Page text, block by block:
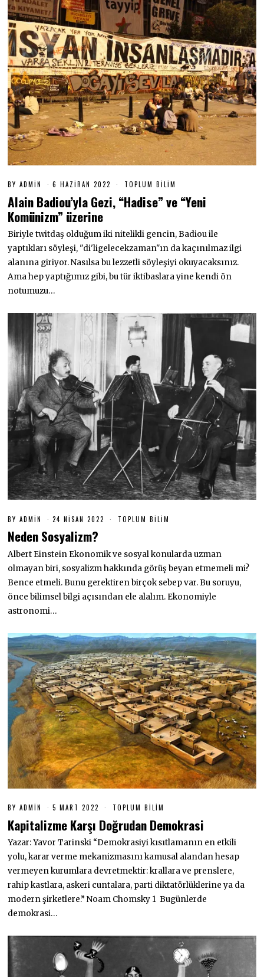
2
BYADMIN 6 HAZIRAN 2022
H
A
I
R
A
2
0
2
TOPLUM BILIM
Alain Badiou’yla Gezi, “Hadise” ve “Yeni
Komünizm” üzerine
Biriyle twitdaş olduğum iki nitelikli gencin, Badiou ile
yaptıkları söyleşi, "di'ligelecekzaman"ın da kaçınılmaz ilgi
alanına giriyor. Nasılsa bu lezzetli söyleşiyi okuyacaksınız.
Ama hep yaptığımız gibi, bu tür iktibaslara yine kendi ön
notumuzu…
BYADMIN 24 NISAN 2022
S
I
M
2
2
TOPLUM BILIM
Neden Sosyalizm?
Albert Einstein Ekonomik ve sosyal konularda uzman
olmayan biri, sosyalizm hakkında görüş beyan etmemeli mi?
Bence etmeli. Bunu gerektiren birçok sebep var. Bu soruyu,
önce bilimsel bilgi açısından ele alalım. Ekonomiyle
astronomi…
BYADMIN 5 MART 2022
A
T
0
2
TOPLUM BILIM
Kapitalizme Karşı Doğrudan Demokrasi
Yazar: Yavor Tarinski “Demokrasiyi kısıtlamanın en etkili
yolu, karar verme mekanizmasını kamusal alandan hesap
vermeyen kurumlara devretmektir: krallara ve prenslere,
rahip kastlara, askeri cuntalara, parti diktatörlüklerine ya da
modern şirketlere.” Noam Chomsky 1 Bugünlerde
demokrasi…